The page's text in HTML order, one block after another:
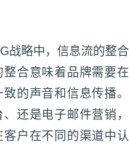
战略中，信息流的整合
合意味着品牌需要在
的声音和信息传播。
还是电子邮件营销，
户在不同的渠道中认